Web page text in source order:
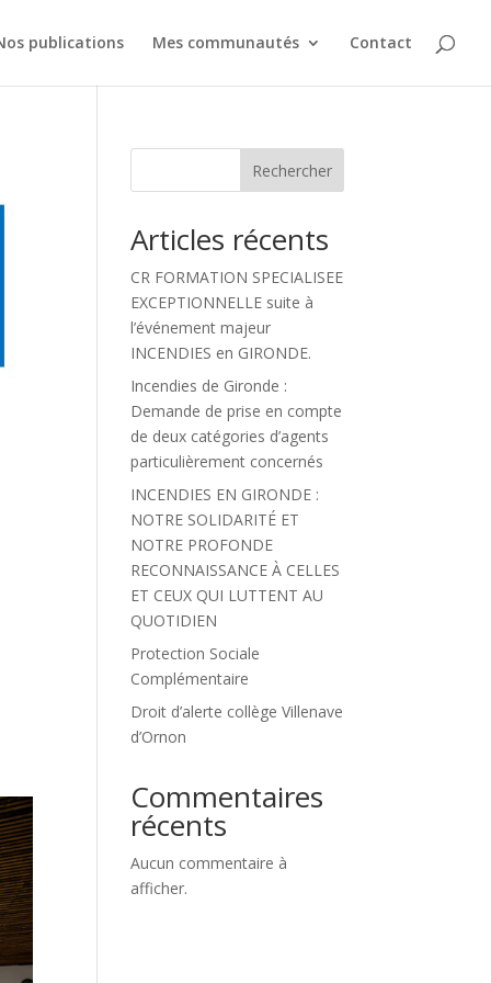
publications Mes communautés Contact
Rechercher
Articles récents
CR FORMATION SPECIALISEE
EXCEPTIONNELLE suite à
l’événement majeur
INCENDIES en GIRONDE.
Incendies de Gironde :
Demande de prise en compte
de deux catégories d’agents
particulièrement concernés
INCENDIES EN GIRONDE :
NOTRE SOLIDARITÉ ET
NOTRE PROFONDE
RECONNAISSANCE À CELLES
ET CEUX QUI LUTTENT AU
QUOTIDIEN
Protection Sociale
Complémentaire
Droit d’alerte collège Villenave
d’Ornon
Commentaires
récents
Aucun commentaire à
afficher.